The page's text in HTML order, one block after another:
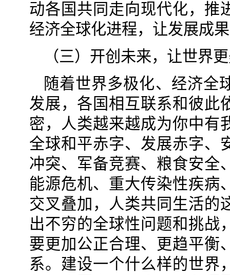
动各国共同走向现代化，推
经济全球化进程，让发展成
（三）开创未来，让世界
随着世界多极化、经济全
发展，各国相互联系和彼此
密，人类越来越成为你中有
全球和平赤字、发展赤字、
冲突、军备竞赛、粮食安全
能源危机、重大传染性疾病
交叉叠加，人类共同生活的
出不穷的全球性问题和挑战
要更加公正合理、更趋平衡
系。建设一个什么样的世界